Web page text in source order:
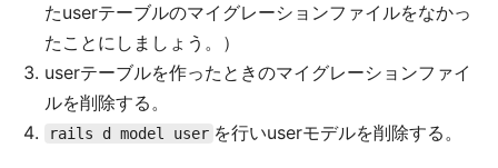
たuserテーブルのマイグレーションファイルをなかっ
たことにしましょう。）
userテーブルを作ったときのマイグレーションファイ
ルを削除する。
rails d model user を行いuserモデルを削除する。